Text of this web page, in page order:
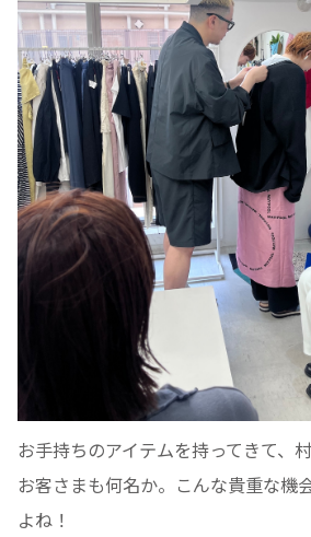
お手持ちのアイテムを持ってきて、
お客さまも何名か。こんな貴重な機
よね！